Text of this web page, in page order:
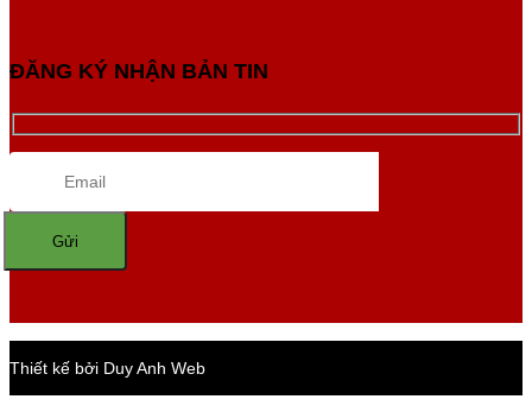
ĐĂNG KÝ NHẬN BẢN TIN
Thiết kế bởi Duy Anh Web